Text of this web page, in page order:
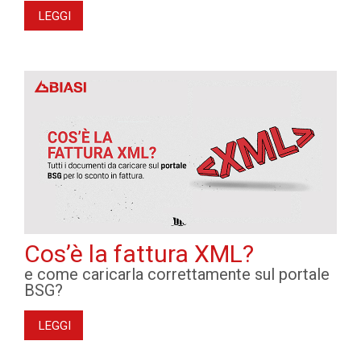
LEGGI
Cos’è la fattura XML?
e come caricarla correttamente sul portale
BSG?
LEGGI